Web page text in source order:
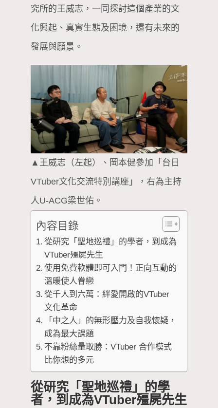
究所的王威志，一同探討這個產業的文
化興起、真實生態及困境，還有未來的
發展與願景。
▲王威志（左起）、岡本健參加「台日
VTuber文化交流特別講座」，右為主持
人U-ACG梁世佑。
內容目錄
從研究「聖地巡禮」的學者，到成為
VTuber殭屍先生
使用免費軟體即可入門！正向互動的
溫暖使人眷戀
從千人到六萬：絆愛開啟的VTuber
文化革命
「中之人」的無形壓力及自我懷疑，
成為最大課題
不靠粉絲量取勝：VTuber 合作模式
比你想的多元
從研究「聖地巡禮」的學
者，到成為VTuber殭屍先生